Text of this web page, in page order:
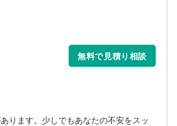
無料で見積り相談
ります。少しでもあなたの不安をスッ